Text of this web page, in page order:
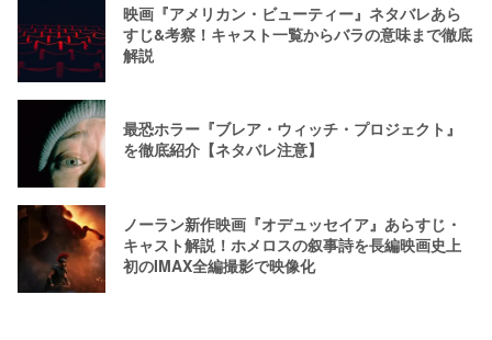
映画『アメリカン・ビューティー』ネタバレあら
すじ&考察！キャスト一覧からバラの意味まで徹底
解説
最恐ホラー『ブレア・ウィッチ・プロジェクト』
を徹底紹介【ネタバレ注意】
ノーラン新作映画『オデュッセイア』あらすじ・
キャスト解説！ホメロスの叙事詩を長編映画史上
初のIMAX全編撮影で映像化